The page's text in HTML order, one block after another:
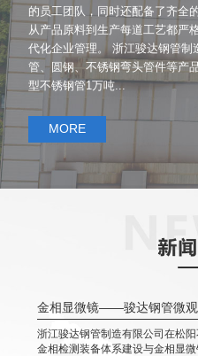
的员工团队，同时还配备了齐全
从产品原料到生产每道工艺都严
代化企业管理。 浙江骏达钢管制
管、圆钢、不锈钢弯头管件等产
型不锈钢管1万吨...
MORE
金相显微镜——骏达钢管微观
浙江骏达钢管制造有限公司在松
金相检测装备体系建设与金相显